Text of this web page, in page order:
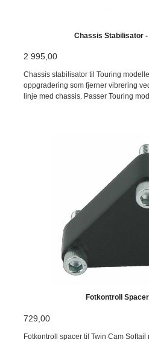
Chassis Stabilisator -
2 995,00
Chassis stabilisator til Touring
oppgradering som fjerner vibrering
linje med chassis. Passer Touring
Fotkontroll
729,00
Fotkontroll spacer til Twin Cam